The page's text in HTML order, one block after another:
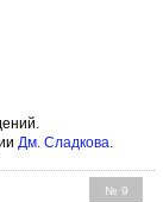
Дм. Сладкова.
№ 9